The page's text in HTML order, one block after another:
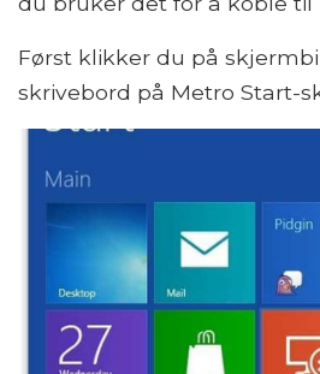
Først klikker du på
skrivebord på Metro Start-